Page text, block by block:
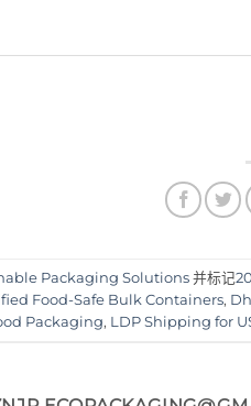
Packaging Solutions并标记
Food-Safe Bulk Containers,
Packaging, LDP Shipping for